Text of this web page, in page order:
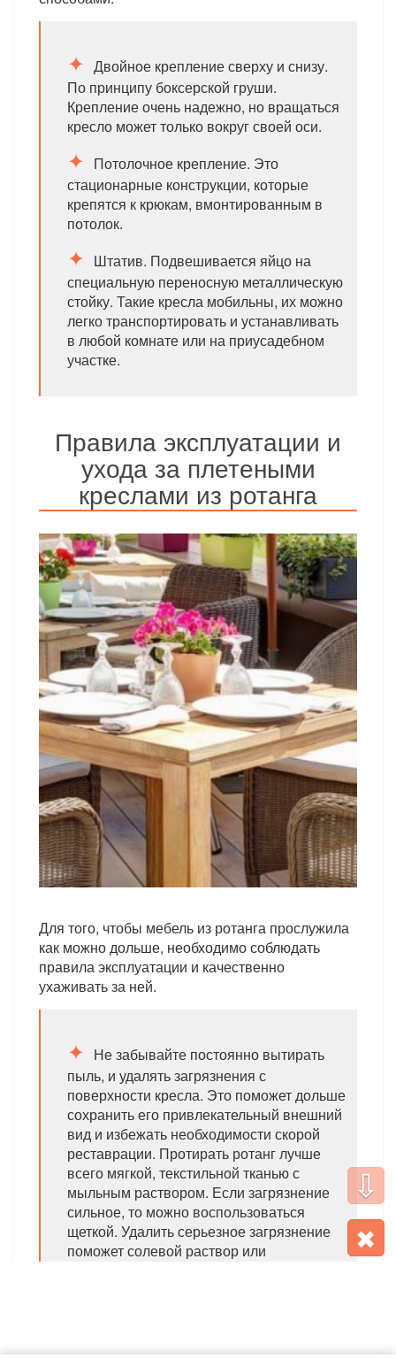
✖
⇩
Двойное крепление сверху и снизу.
По принципу боксерской груши.
Крепление очень надежно, но вращаться
кресло может только вокруг своей оси.
Потолочное крепление. Это
стационарные конструкции, которые
крепятся к крюкам, вмонтированным в
потолок.
Штатив. Подвешивается яйцо на
специальную переносную металлическую
стойку. Такие кресла мобильны, их можно
легко транспортировать и устанавливать
в любой комнате или на приусадебном
участке.
Правила эксплуатации и
ухода за плетеными
креслами из ротанга
Для того, чтобы мебель из ротанга прослужила
как можно дольше, необходимо соблюдать
правила эксплуатации и качественно
ухаживать за ней.
Не забывайте постоянно вытирать
пыль, и удалять загрязнения с
поверхности кресла. Это поможет дольше
сохранить его привлекательный внешний
вид и избежать необходимости скорой
реставрации. Протирать ротанг лучше
всего мягкой, текстильной тканью с
мыльным раствором. Если загрязнение
сильное, то можно воспользоваться
щеткой. Удалить серьезное загрязнение
поможет солевой раствор или